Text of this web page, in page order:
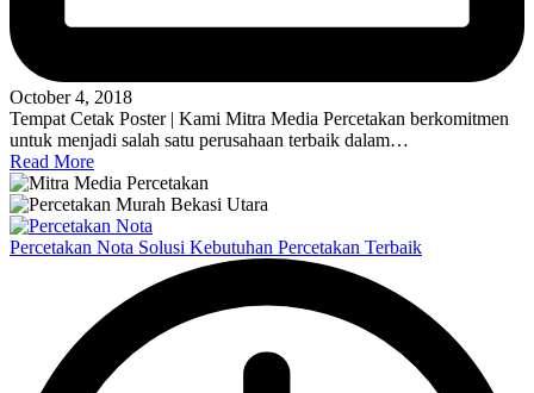
October 4, 2018
Tempat Cetak Poster | Kami Mitra Media Percetakan berkomitmen
untuk menjadi salah satu perusahaan terbaik dalam…
Read More
Percetakan Nota Solusi Kebutuhan Percetakan Terbaik